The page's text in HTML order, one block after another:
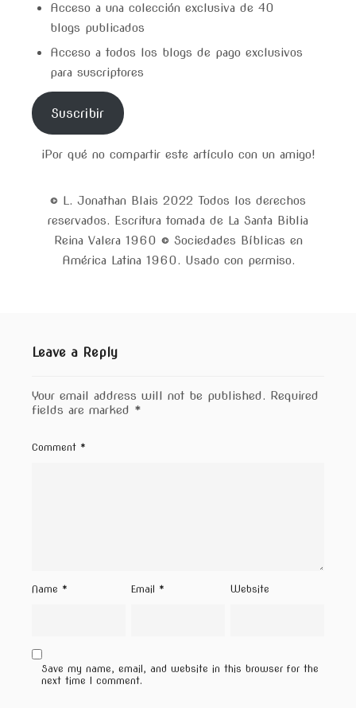
Acceso a una colección exclusiva de 40
blogs publicados
Acceso a todos los blogs de pago exclusivos
para suscriptores
Suscribir
¡Por qué no compartir este artículo con un amigo!
© L. Jonathan Blais 2022 Todos los derechos
reservados. Escritura tomada de La Santa Biblia
Reina Valera 1960 © Sociedades Bíblicas en
América Latina 1960. Usado con permiso.
Leave a Reply
Your email address will not be published. Required
fields are marked *
Comment *
Name * Email * Website
Save my name, email, and website in this browser for the
next time I comment.